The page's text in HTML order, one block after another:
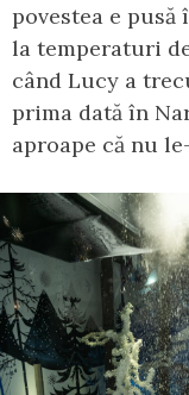
povestea e
la temperaturi
când Lucy a
prima dată în
aproape că nu